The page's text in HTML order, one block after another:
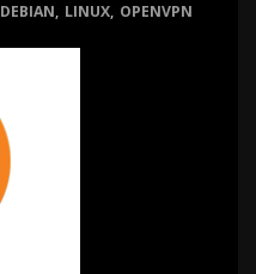
DEBIAN, LINUX, OPENVPN